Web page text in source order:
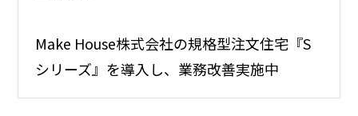
Make House株式会社の規格型注文住宅『S
シリーズ』を導入し、業務改善実施中